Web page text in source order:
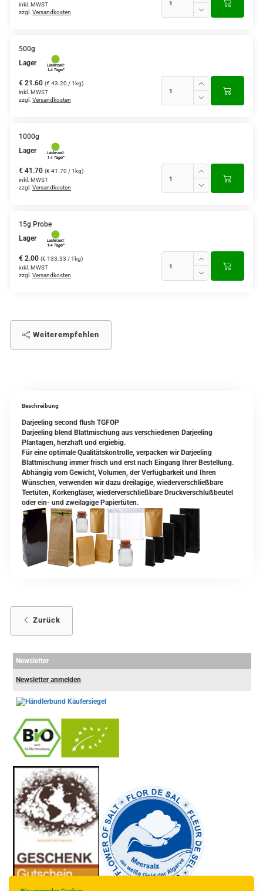
Aromatisierter Schwarztee
inkl. MWST
zzgl. Versandkosten
500g
Lager
€ 21.60 (€ 43.20 / 1kg)
inkl. MWST
zzgl. Versandkosten
1000g
Lager
€ 41.70 (€ 41.70 / 1kg)
inkl. MWST
zzgl. Versandkosten
15g Probe
Lager
€ 2.00 (€ 133.33 / 1kg)
inkl. MWST
zzgl. Versandkosten
Weiterempfehlen
Beschreibung
Darjeeling second flush TGFOP
Darjeeling blend Blattmischung aus verschiedenen Darjeeling
Plantagen, herzhaft und ergiebig.
Für eine optimale Qualitätskontrolle, verpacken wir Darjeeling
Blattmischung immer frisch und erst nach Eingang Ihrer Bestellung.
Abhängig vom Gewicht, Volumen, der Verfügbarkeit und Ihren
Wünschen, verwenden wir dazu dreilagige, wiederverschließbare
Teetüten, Korkengläser, wiederverschließbare Druckverschlußbeutel
oder ein- und zweilagige Papiertüten.
Zurück
Newsletter
Newsletter anmelden